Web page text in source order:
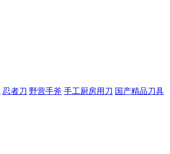
忍者刀 野营手斧 手工厨房用刀 国产精品刀具